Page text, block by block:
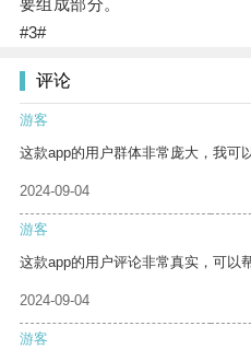
要组成部分。
#3#
评论
游客
这款app的用户群体非常庞大，我可
2024-09-04
游客
这款app的用户评论非常真实，可以
2024-09-04
游客